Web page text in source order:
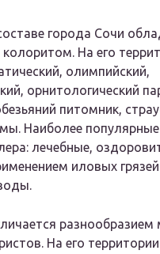
города Сочи
На его
олимпийский,
орнитологический
питомник,
Наиболее популярные
лечебные,
иловых
разнообразием
На его территории